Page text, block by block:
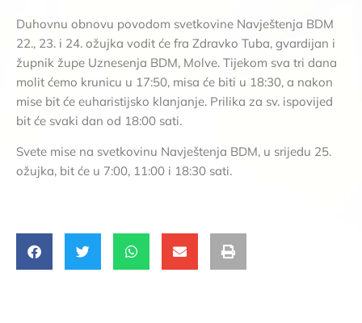
Duhovnu obnovu povodom svetkovine Navještenja BDM
22., 23. i 24. ožujka vodit će fra Zdravko Tuba, gvardijan i
župnik župe Uznesenja BDM, Molve. Tijekom sva tri dana
molit ćemo krunicu u 17:50, misa će biti u 18:30, a nakon
mise bit će euharistijsko klanjanje. Prilika za sv. ispovijed
bit će svaki dan od 18:00 sati.
Svete mise na svetkovinu Navještenja BDM, u srijedu 25.
ožujka, bit će u 7:00, 11:00 i 18:30 sati.